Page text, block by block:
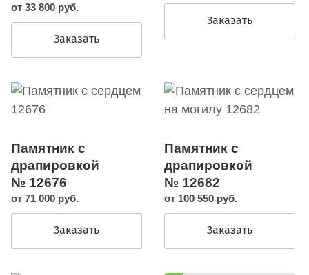
от 33 800 руб.
Заказать
Заказать
Памятник с
драпировкой
№ 12676
от 71 000 руб.
Заказать
Памятник с
драпировкой
№ 12682
от 100 550 руб.
Заказать